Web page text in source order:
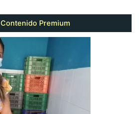
Contenido Premium